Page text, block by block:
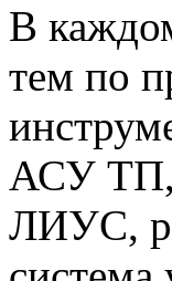
В
тем по
АСУ ТП,
ЛИУС,